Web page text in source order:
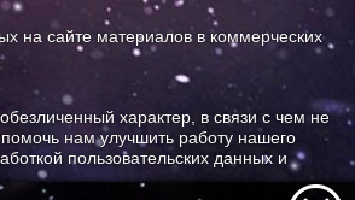
на сайте материалов в коммерческих
характер, в связи с чем не
нам улучшить работу нашего
пользовательских данных и